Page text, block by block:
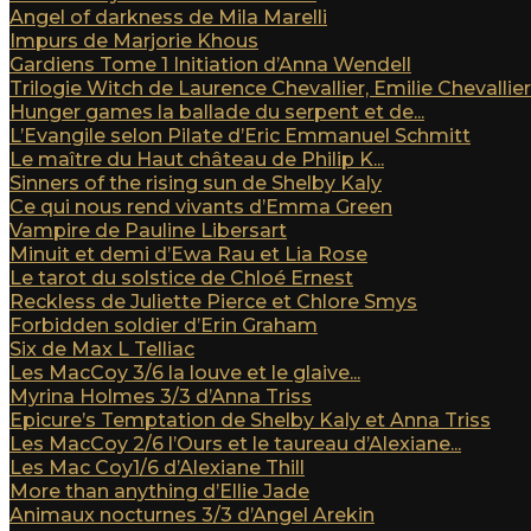
Angel of darkness de Mila Marelli
Impurs de Marjorie Khous
Gardiens Tome 1 Initiation d’Anna Wendell
Trilogie Witch de Laurence Chevallier, Emilie Chevallier
Hunger games la ballade du serpent et de...
L’Evangile selon Pilate d’Eric Emmanuel Schmitt
Le maître du Haut château de Philip K...
Sinners of the rising sun de Shelby Kaly
Ce qui nous rend vivants d’Emma Green
Vampire de Pauline Libersart
Minuit et demi d’Ewa Rau et Lia Rose
Le tarot du solstice de Chloé Ernest
Reckless de Juliette Pierce et Chlore Smys
Forbidden soldier d’Erin Graham
Six de Max L Telliac
Les MacCoy 3/6 la louve et le glaive...
Myrina Holmes 3/3 d’Anna Triss
Epicure’s Temptation de Shelby Kaly et Anna Triss
Les MacCoy 2/6 l’Ours et le taureau d’Alexiane...
Les Mac Coy1/6 d’Alexiane Thill
More than anything d’Ellie Jade
Animaux nocturnes 3/3 d’Angel Arekin